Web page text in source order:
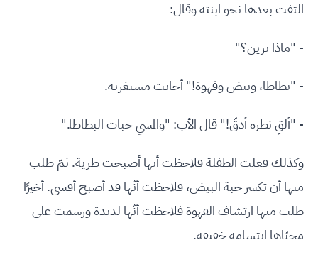
التفت بعدها نحو ابنته وقال:
- "ماذا ترين؟"
- "بطاطا، وبيض وقهوة!" أجابت مستغربة.
- "ألقِ نظرة أدقّ!" قال الأب: "والمسي حبات البطاطا."
وكذلك فعلت الطفلة فلاحظت أنها أصبحت طرية. ثمّ طلب
منها أن تكسر حبة البيض، فلاحظت أنّها قد أصبح أقسى. أخيرًا
طلب منها ارتشاف القهوة فلاحظت أنّها لذيذة ورسمت على
محيّاها ابتسامة خفيفة.